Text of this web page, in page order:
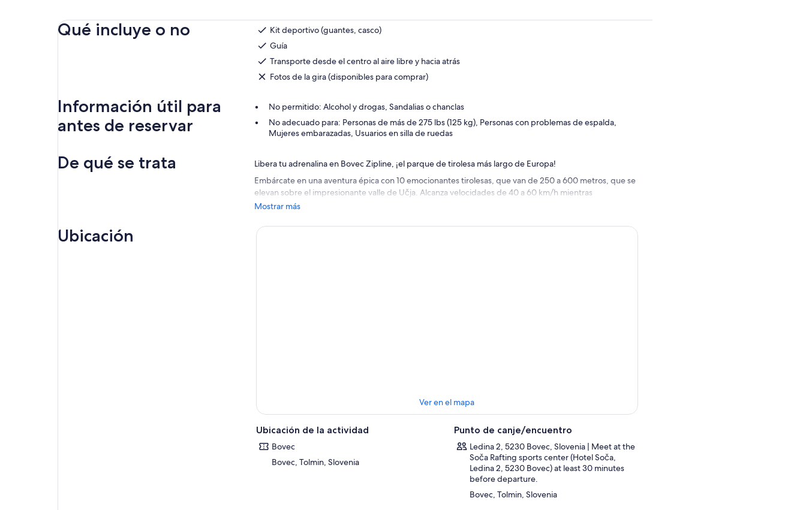
Qué incluye o no
Kit deportivo (guantes, casco)
Guía
Transporte desde el centro al aire libre y hacia atrás
Fotos de la gira (disponibles para comprar)
Información útil para
antes de reservar
No permitido: Alcohol y drogas, Sandalias o chanclas
No adecuado para: Personas de más de 275 lbs (125 kg), Personas con problemas de espalda,
Mujeres embarazadas, Usuarios en silla de ruedas
De qué se trata
Libera tu adrenalina en Bovec Zipline, ¡el parque de tirolesa más largo de Europa!
Embárcate en una aventura épica con 10 emocionantes tirolesas, que van de 250 a 600 metros, que se
elevan sobre el impresionante valle de Učja. Alcanza velocidades de 40 a 60 km/h mientras
contemplas las vistas panorámicas del valle de Soča y el pico más alto de Eslovenia, Triglav.
adrenalina, naturaleza y paisajes espectaculares en el corazón de Eslovenia.
Mostrar más
Ubicación
Ver en el mapa
Ubicación de la actividad
Bovec
Bovec, Tolmin, Slovenia
Punto de canje/encuentro
Ledina 2, 5230 Bovec, Slovenia | Meet at the
Soča Rafting sports center (Hotel Soča,
Ledina 2, 5230 Bovec) at least 30 minutes
before departure.
Bovec, Tolmin, Slovenia